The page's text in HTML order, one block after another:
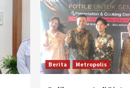
Berita Metropolis